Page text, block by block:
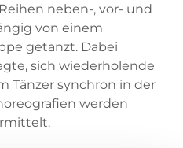
neben-, vor- und
von einem
getanzt. Dabei
sich wiederholende
Tänzer synchron in der
werden